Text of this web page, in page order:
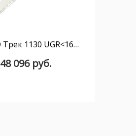
VIA EVO Трек 1130 UGR<16 TW 50° белый DALI
48 096 руб.